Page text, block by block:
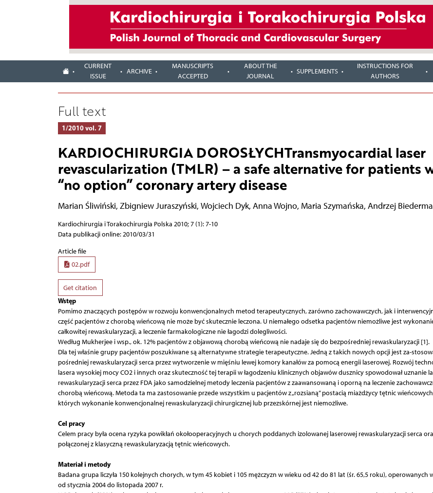
CURRENT
ISSUE
ARCHIVE
MANUSCRIPTS
ACCEPTED
ABOUT THE
JOURNAL
SUPPLEMENTS
INSTRUCTIONS FOR
AUTHORS
Full text
1/2010 vol. 7
KARDIOCHIRURGIA DOROSŁYCHTransmyocardial laser
revascularization (TMLR) – a safe alternative for patients
“no option” coronary artery disease
Marian Śliwiński, Zbigniew Juraszyński, Wojciech Dyk, Anna Wojno, Maria Szymańska, Andrzej
Kardiochirurgia i Torakochirurgia Polska 2010; 7 (1): 7-10
Data publikacji online: 2010/03/31
Article file
02.pdf
Get citation
Wstęp
Pomimo znaczących postępów w rozwoju konwencjonalnych metod terapeutycznych, zarówno zachowawczych, jak i
część pacjentów z chorobą wieńcową nie może być skutecznie leczona. U niemałego odsetka pacjentów niemożliwe jest
całkowitej rewaskularyzacji, a leczenie farmakologiczne nie łagodzi dolegliwości.
Według Mukherjee i wsp., ok. 12% pacjentów z objawową chorobą wieńcową nie nadaje się do bezpośredniej rewaskularyzacji [1].
Dla tej właśnie grupy pacjentów poszukiwane są alternatywne strategie terapeutyczne. Jedną z takich nowych opcji jest za-
pośredniej rewaskularyzacji serca przez wytworzenie w mięśniu lewej komory kanałów za pomocą energii laserowej. Rozwój
lasera wysokiej mocy CO2 i innych oraz skuteczność tej terapii w łagodzeniu klinicznych objawów dusznicy spowodował uznanie
rewaskularyzacji serca przez FDA jako samodzielnej metody leczenia pacjentów z zaawansowaną i oporną na leczenie
chorobą wieńcową. Metoda ta ma zastosowanie przede wszystkim u pacjentów z „rozsianą” postacią miażdżycy tętnic
których wykonanie konwencjonalnej rewaskularyzacji chirurgicznej lub przezskórnej jest niemożliwe.
Cel pracy
Celem pracy była ocena ryzyka powikłań okołooperacyjnych u chorych poddanych izolowanej laserowej rewaskularyzacji serca
połączonej z klasyczną rewaskularyzacją tętnic wieńcowych.
Materiał i metody
Badana grupa liczyła 150 kolejnych chorych, w tym 45 kobiet i 105 mężczyzn w wieku od 42 do 81 lat (śr. 65,5 roku), operowanych
od stycznia 2004 do listopada 2007 r.